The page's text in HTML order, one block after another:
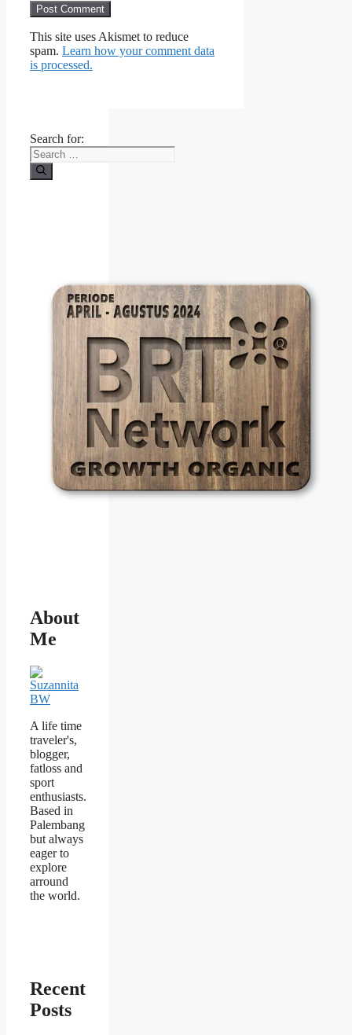
This site uses Akismet to reduce
spam. Learn how your comment data
is processed.
Search for:
About
Me
A life time
traveler's,
blogger,
fatloss and
sport
enthusiasts.
Based in
Palembang
but always
eager to
explore
arround
the world.
Recent
Posts